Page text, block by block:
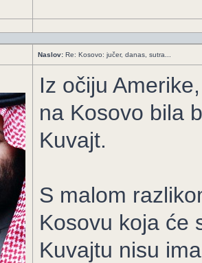
Naslov: Re: Kosovo: jučer, danas, sutra...
Iz očiju
na Kosovo bila
Kuvajt.
S malom
Kosovu koja će
Kuvajtu nisu